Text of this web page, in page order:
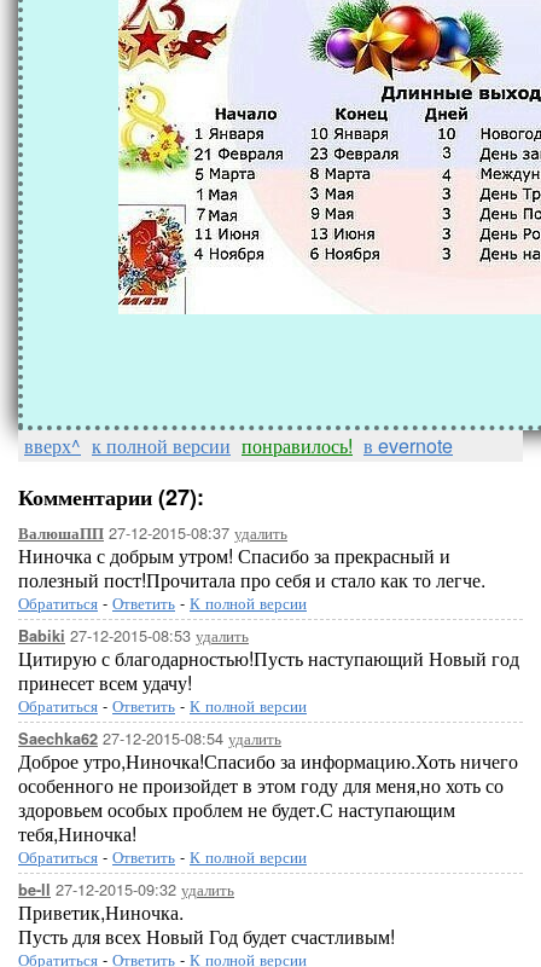
вверх^ к полной версии понравилось! в evernote
Комментарии (27):
ВалюшаПП 27-12-2015-08:37 удалить
Ниночка с добрым утром! Спасибо за прекрасный и
полезный пост!Прочитала про себя и стало как то легче.
Обратиться - Ответить - К полной версии
Babiki 27-12-2015-08:53 удалить
Цитирую с благодарностью!Пусть наступающий Новый год
принесет всем удачу!
Обратиться - Ответить - К полной версии
Saechka62 27-12-2015-08:54 удалить
Доброе утро,Ниночка!Спасибо за информацию.Хоть ничего
особенного не произойдет в этом году для меня,но хоть со
здоровьем особых проблем не будет.С наступающим
тебя,Ниночка!
Обратиться - Ответить - К полной версии
be-ll 27-12-2015-09:32 удалить
Приветик,Ниночка.
Пусть для всех Новый Год будет счастливым!
Обратиться - Ответить - К полной версии